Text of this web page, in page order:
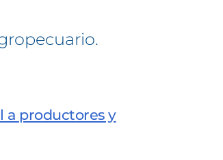
a productores y